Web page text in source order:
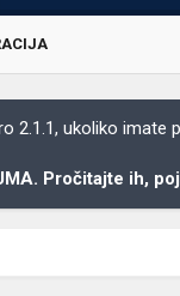
2.1.1, ukoliko
Pročitajte ih,